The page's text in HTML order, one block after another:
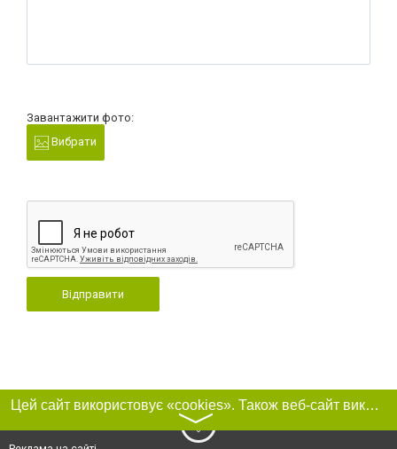
Завантажити фото:
Вибрати
Відправити
Цей сайт використовує «cookies». Також веб-сайт використовує інтернет-сервіс для збору технічних даних стосовно відвідувачів з метою отримання маркетингової та статистичної інформації. Умови обробки даних відвідувачів сайту див.
〉